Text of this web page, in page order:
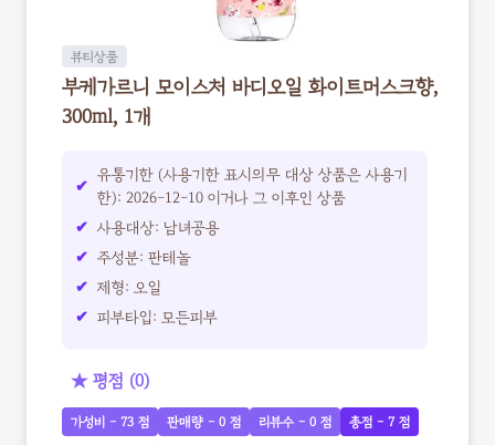
뷰티상품
부케가르니 모이스처 바디오일 화이트머스크향,
300ml, 1개
유통기한 (사용기한 표시의무 대상 상품은 사용기
한): 2026-12-10 이거나 그 이후인 상품
사용대상: 남녀공용
주성분: 판테놀
제형: 오일
피부타입: 모든피부
★ 평점 (0)
가성비 - 73 점 판매량 - 0 점 리뷰수 - 0 점 총점 - 7 점